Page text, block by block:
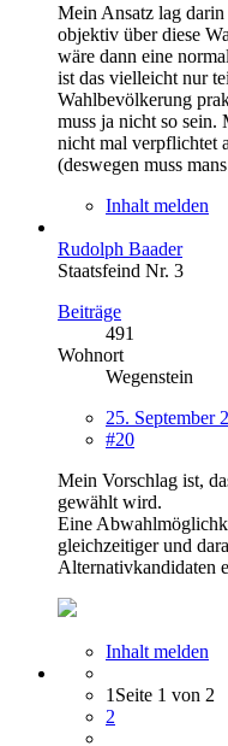
Mein Ansatz lag
objektiv über diese
wäre dann eine
ist das vielleicht nur
Wahlbevölkerung
muss ja nicht so sein.
nicht mal verpflichtet
(deswegen muss
Inhalt melden
Rudolph Baader
Staatsfeind Nr. 3
Beiträge
491
Wohnort
Wegenstein
25. September
#20
Mein Vorschlag ist,
gewählt wird.
Eine
gleichzeitiger und
Alternativkandidaten
Inhalt melden
1 Seite 1 von 2
2